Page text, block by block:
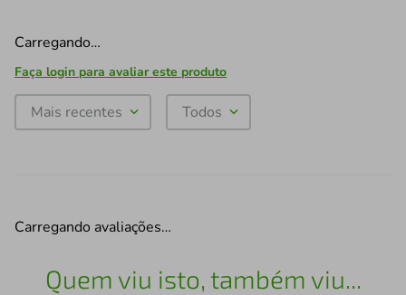
Carregando…
Faça login para avaliar este produto
Mais recentes Todos
Carregando avaliações…
Quem viu isto, também viu...